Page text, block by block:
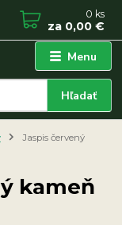
Menu
Hľadať
0 ks
za 0,00 €
Jaspis červený
kameň